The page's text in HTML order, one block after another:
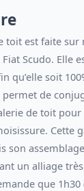
toit est faite sur
Scudo. Elle
qu’elle soit
de
de toit pour
Cette
son
un alliage
que